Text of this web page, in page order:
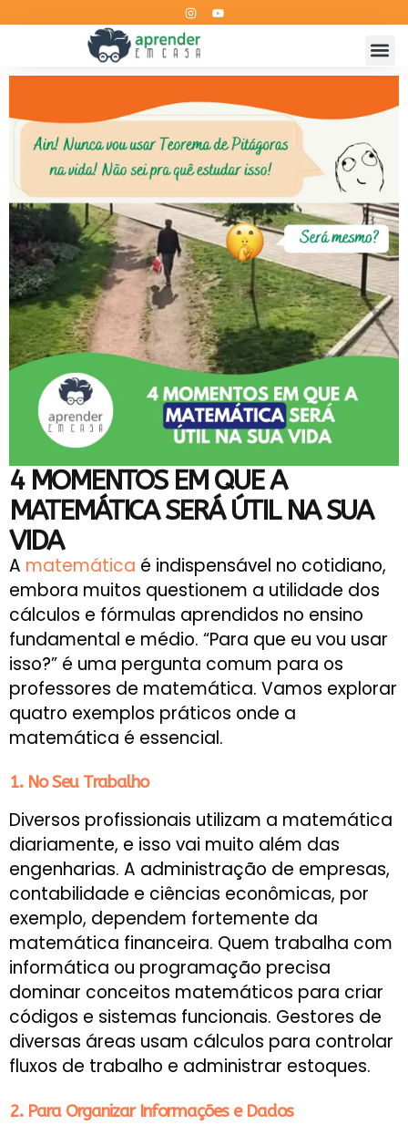
4 MOMENTOS EM QUE A
MATEMÁTICA SERÁ ÚTIL NA SUA
VIDA
A matemática é indispensável no cotidiano,
embora muitos questionem a utilidade dos
cálculos e fórmulas aprendidos no ensino
fundamental e médio. “Para que eu vou usar
isso?” é uma pergunta comum para os
professores de matemática. Vamos explorar
quatro exemplos práticos onde a
matemática é essencial.
1. No Seu Trabalho
Diversos profissionais utilizam a matemática
diariamente, e isso vai muito além das
engenharias. A administração de empresas,
contabilidade e ciências econômicas, por
exemplo, dependem fortemente da
matemática financeira. Quem trabalha com
informática ou programação precisa
dominar conceitos matemáticos para criar
códigos e sistemas funcionais. Gestores de
diversas áreas usam cálculos para controlar
fluxos de trabalho e administrar estoques.
2. Para Organizar Informações e Dados